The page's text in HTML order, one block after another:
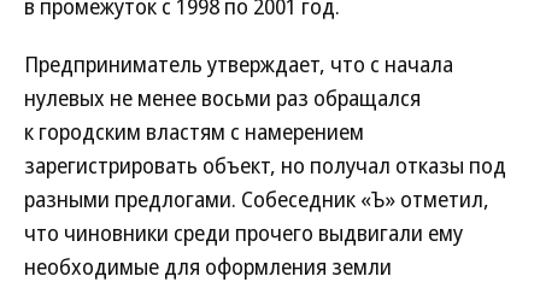
в промежуток с 1998 по 2001 год.
Предприниматель утверждает, что с начала
нулевых не менее восьми раз обращался
к городским властям с намерением
зарегистрировать объект, но получал отказы под
разными предлогами. Собеседник «Ъ» отметил,
что чиновники среди прочего выдвигали ему
необходимые для оформления земли